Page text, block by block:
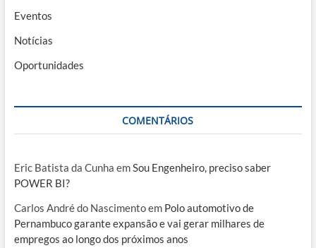
Eventos
Notícias
Oportunidades
COMENTÁRIOS
Eric Batista da Cunha emSou Engenheiro, preciso saber
POWER BI?
Carlos André do Nascimentoem Polo automotivo de
Pernambuco garante expansão e vai gerar milhares de
empregos ao longo dos próximos anos